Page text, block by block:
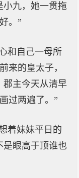
小九，她一贯拖
。”
和自己一母所
来的皇太子，
郡主今天从清早
过两遍了。”
着妹妹平日的
是眼高于顶谁也